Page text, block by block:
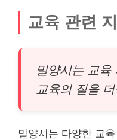
교육 관련
밀양시는 교육
교육의 질을
밀양시는 다양한 교육